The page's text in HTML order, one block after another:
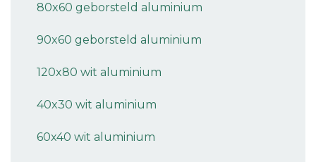
80x60 geborsteld aluminium
90x60 geborsteld aluminium
120x80 wit aluminium
40x30 wit aluminium
60x40 wit aluminium